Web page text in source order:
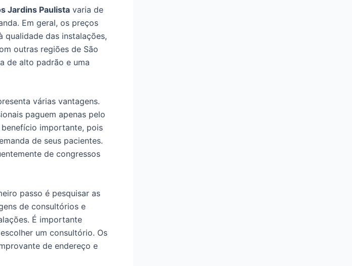
Jardins Paulista varia de
Em geral, os preços
qualidade das instalações,
outras regiões de São
de alto padrão e uma
várias vantagens.
paguem apenas pelo
importante, pois
de seus pacientes.
de congressos
passo é pesquisar as
de consultórios e
É importante
um consultório. Os
de endereço e